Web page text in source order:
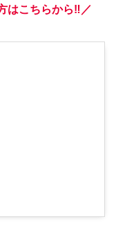
はこちらから‼️／